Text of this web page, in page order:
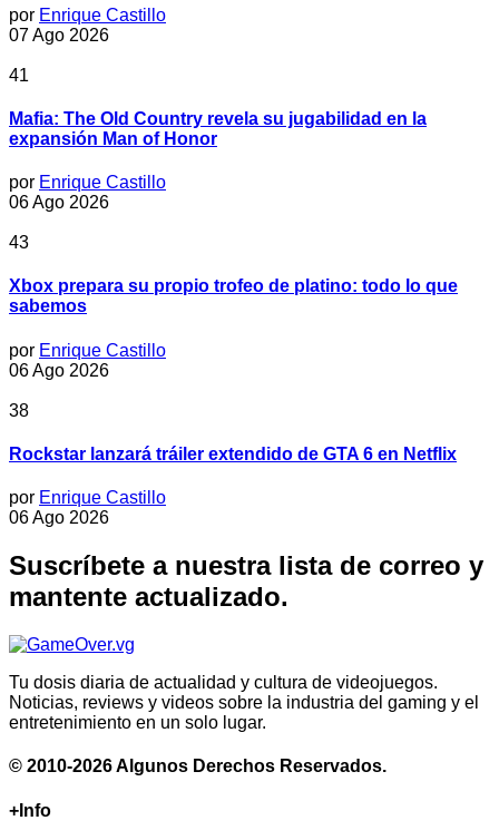
por Enrique Castillo
07 Ago 2026
41
Mafia: The Old Country revela su jugabilidad en la
expansión Man of Honor
por Enrique Castillo
06 Ago 2026
43
Xbox prepara su propio trofeo de platino: todo lo que
sabemos
por Enrique Castillo
06 Ago 2026
38
Rockstar lanzará tráiler extendido de GTA 6 en Netflix
por Enrique Castillo
06 Ago 2026
Suscríbete a nuestra lista de correo y
mantente actualizado.
Tu dosis diaria de actualidad y cultura de videojuegos.
Noticias, reviews y videos sobre la industria del gaming y el
entretenimiento en un solo lugar.
© 2010-2026 Algunos Derechos Reservados.
+Info